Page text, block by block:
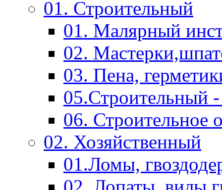
01. Строительный
01. Малярный
02.
03. Пена,
05.Строительный
06. Строительное
02. Хозяйственный
01.Ломы,